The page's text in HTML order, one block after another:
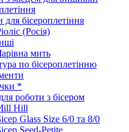
бісероплетіння
(Росія)
мить
по бісероплетінню
*
роботи з бісером
Hill
Glass Size 6/0 та 8/0
Seed-Petite